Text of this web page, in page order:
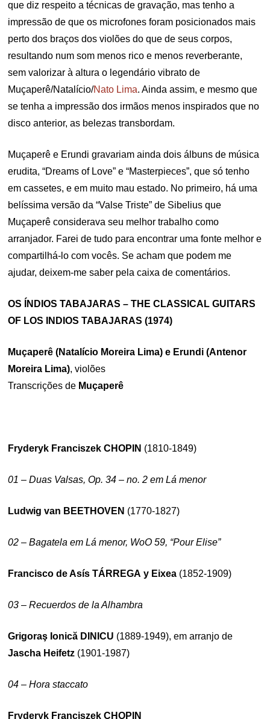
que diz respeito a técnicas de gravação, mas tenho a
impressão de que os microfones foram posicionados mais
perto dos braços dos violões do que de seus corpos,
resultando num som menos rico e menos reverberante,
sem valorizar à altura o legendário vibrato de
Muçaperê/Natalício/Nato Lima. Ainda assim, e mesmo que
se tenha a impressão dos irmãos menos inspirados que no
disco anterior, as belezas transbordam.
Muçaperê e Erundi gravariam ainda dois álbuns de música
erudita, “Dreams of Love” e “Masterpieces”, que só tenho
em cassetes, e em muito mau estado. No primeiro, há uma
belíssima versão da “Valse Triste” de Sibelius que
Muçaperê considerava seu melhor trabalho como
arranjador. Farei de tudo para encontrar uma fonte melhor e
compartilhá-lo com vocês. Se acham que podem me
ajudar, deixem-me saber pela caixa de comentários.
OS ÍNDIOS TABAJARAS – THE CLASSICAL GUITARS
OF LOS INDIOS TABAJARAS (1974)
Muçaperê (Natalício Moreira Lima) e Erundi (Antenor
Moreira Lima), violões
Transcrições de Muçaperê
Fryderyk Franciszek CHOPIN (1810-1849)
01 – Duas Valsas, Op. 34 – no. 2 em Lá menor
Ludwig van BEETHOVEN (1770-1827)
02 – Bagatela em Lá menor, WoO 59, “Pour Elise”
Francisco de Asís TÁRREGA y Eixea (1852-1909)
03 – Recuerdos de la Alhambra
Grigoraş Ionică DINICU (1889-1949), em arranjo de
Jascha Heifetz (1901-1987)
04 – Hora staccato
Fryderyk Franciszek CHOPIN